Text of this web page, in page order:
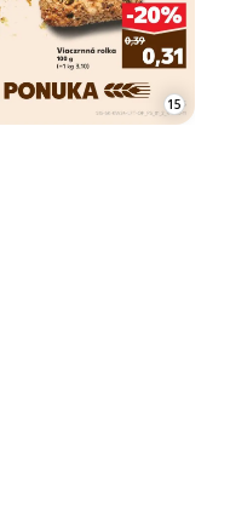
15